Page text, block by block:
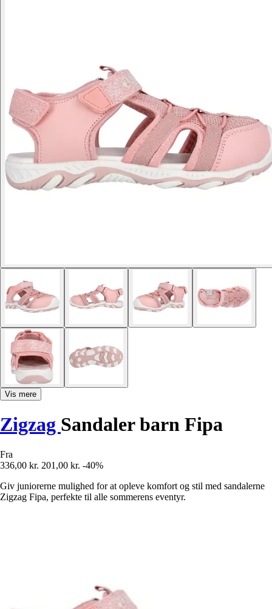
Vis mere
Zigzag Sandaler barn Fipa
Fra
336,00 kr. 201,00 kr. -40%
Giv juniorerne mulighed for at opleve komfort og stil med sandalerne
Zigzag Fipa, perfekte til alle sommerens eventyr.